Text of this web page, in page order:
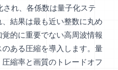
れ、各係数は量子化ステ
結果は最も近い整数に丸め
的に重要でない高周波情報
ある圧縮を導入します。量
縮率と画質のトレードオフ